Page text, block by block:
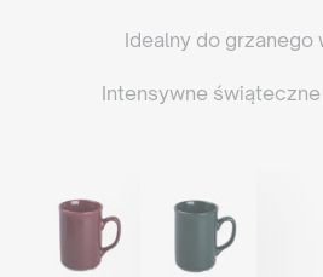
Idealny do grzanego
Intensywne